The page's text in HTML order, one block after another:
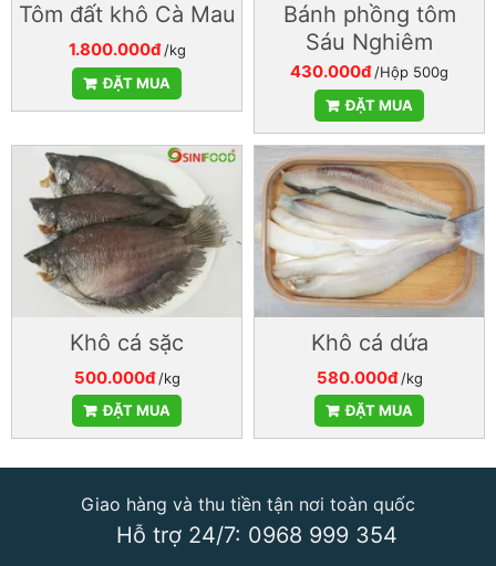
Tôm đất khô Cà Mau
1.800.000đ /kg
ĐẶT MUA
Bánh phồng tôm
Sáu Nghiêm
430.000đ/Hộp 500g
ĐẶT MUA
Khô cá sặc
500.000đ /kg
ĐẶT MUA
Khô cá dứa
580.000đ /kg
ĐẶT MUA
Giao hàng và thu tiền tận nơi toàn quốc
Hỗ trợ 24/7: 0968 999 354